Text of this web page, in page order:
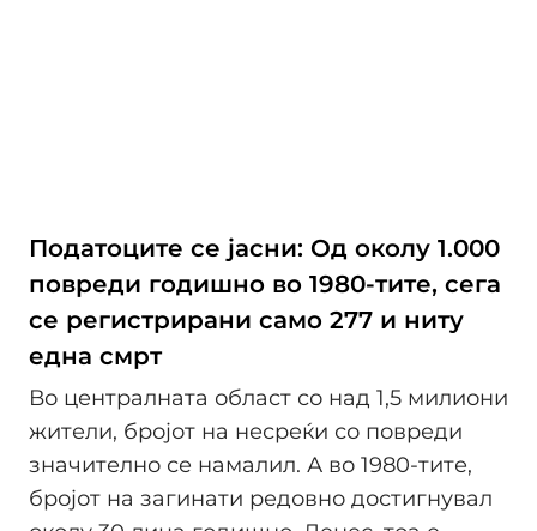
Податоците се јасни: Од околу 1.000
повреди годишно во 1980-тите, сега
се регистрирани само 277 и ниту
една смрт
Во централната област со над 1,5 милиони
жители, бројот на несреќи со повреди
значително се намалил. А во 1980-тите,
бројот на загинати редовно достигнувал